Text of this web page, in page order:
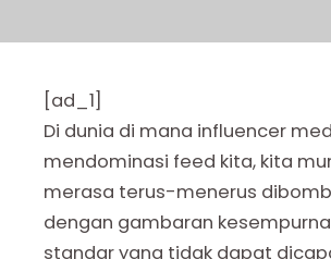
[ad_1]
Di dunia di mana influencer
mendominasi feed kita, kita
merasa terus-menerus
dengan gambaran
standar yang tidak dapat